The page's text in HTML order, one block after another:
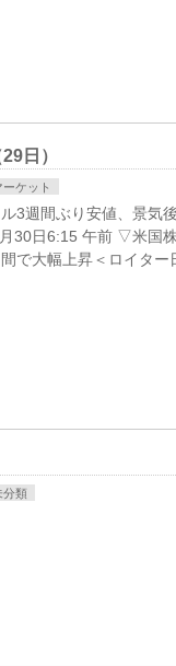
日）
ーケット
3週間ぶり安値、景気
30日6:15 午前 ▽米国
で大幅上昇＜ロイター
分類